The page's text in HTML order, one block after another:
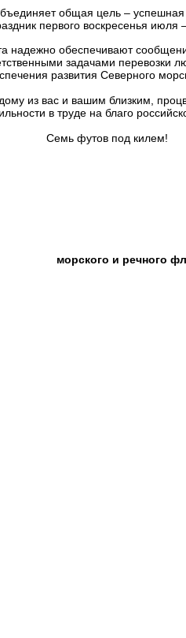
общая цель –
первого воскресенья июля
надежно обеспечивают
задачами перевозки
развития Северного
из вас и вашим близким,
в труде на благо
Семь футов под килем!
морского и речного